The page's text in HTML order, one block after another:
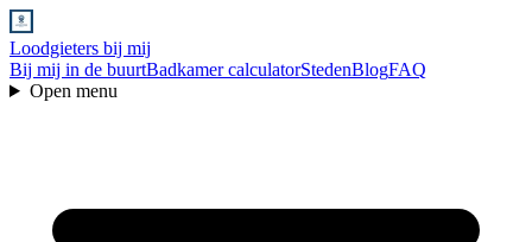
Loodgieters bij mij
Bij mij in de buurtBadkamer calculatorStedenBlogFAQ
Open menu